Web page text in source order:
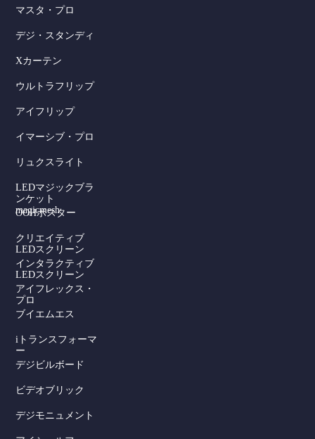
マスタ・プロ
デジ・スタンディ
Xカーテン
ウルトラフリップ
アイフリップ
イマーシブ・プロ
リュクスライト
LEDマジックブラ
ンケット
magicmesh
OOHポスター
クリエイティブ
LEDスクリーン
インタラクティブ
LEDスクリーン
アイフレックス・
プロ
ブイエムエス
iトランスフォーマ
ー
デジビルボード
ビデオブリック
デジモニュメント
Hindi
Dutch
Serbian